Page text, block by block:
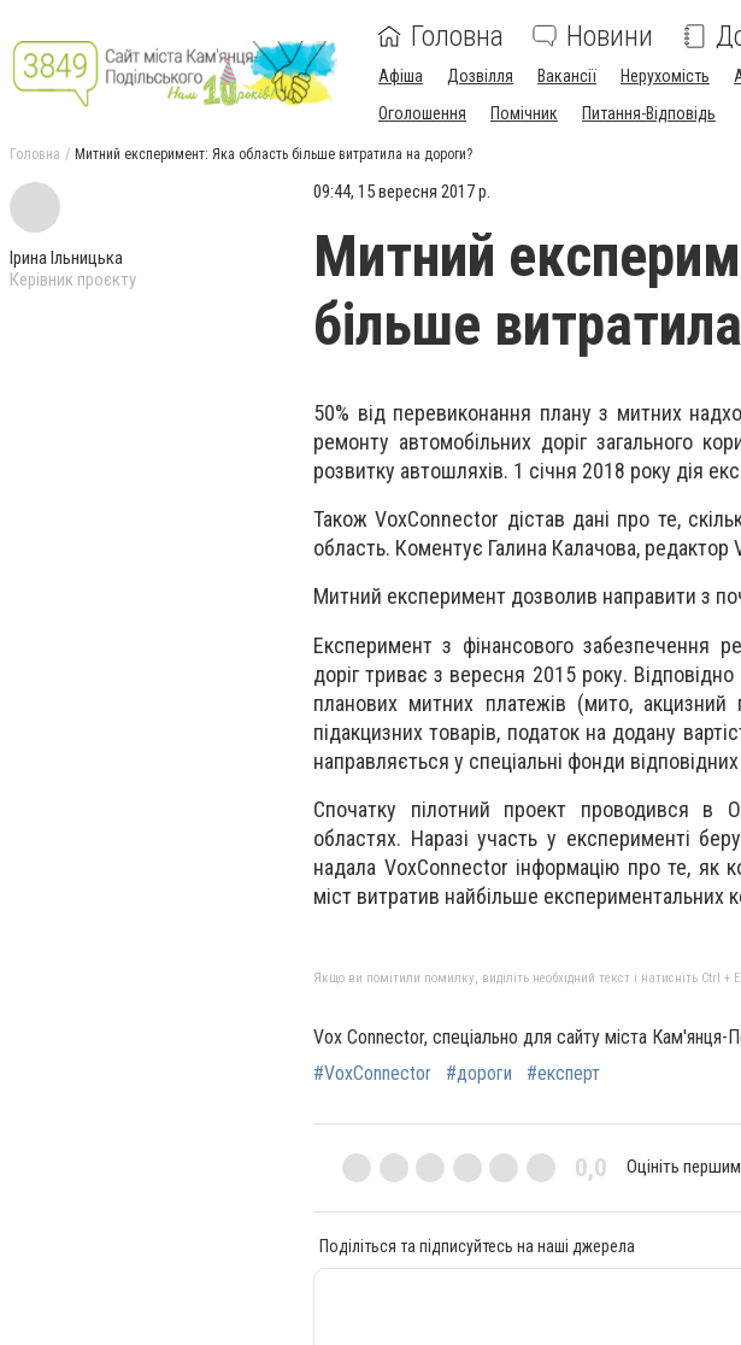
Головна Новини
Афіша Дозвілля Вакансії Нерухомість
Оголошення
Помічник Питання-Відповідь
Головна Митний експеримент: Яка область більше витратила на дороги?
Ірина Ільницька
Керівник проєкту
09:44, 15 вересня 2017 р.
Митний
більше
50% від перевиконання плану з митних
ремонту автомобільних доріг загального
розвитку автошляхів. 1 січня 2018 року дія
Також VoxConnector дістав дані про те,
область. Коментує Галина Калачова, редактор
Митний експеримент дозволив направити з
Експеримент з фінансового забезпечення
доріг триває з вересня 2015 року.
планових митних платежів (мито,
підакцизних товарів, податок на додану
направляється у спеціальні фонди
Спочатку пілотний проект проводився в
областях. Наразі участь у експерименті
надала VoxConnector інформацію про те, як
міст витратив найбільше експериментальних
Якщо ви помітили помилку, виділіть необхідний текст і натисніть Ctrl +
Vox Connector, спеціально для сайту міста Кам'янця-
#VoxConnector
#дороги #експерт
0,0 Оцініть першим
Поділіться та підписуйтесь на наші джерела